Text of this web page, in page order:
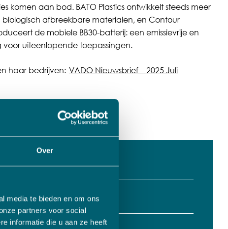
Over
media te bieden en om ons
partners voor social
informatie die u aan ze heeft
komen aan bod. BATO Plastics ontwikkelt steeds meer
afbreekbare materialen, en Contour
de mobiele BB30-batterij: een emissievrije en
voor uiteenlopende toepassingen.
haar bedrijven: VADO Nieuwsbrief – 2025 Juli